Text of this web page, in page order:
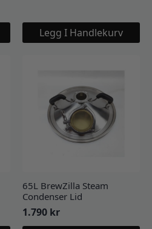
Legg I Handlekurv
65L BrewZilla Steam
Condenser Lid
1.790 kr